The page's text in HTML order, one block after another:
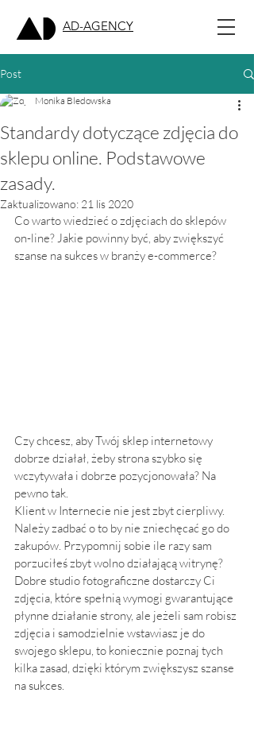
AD-AGENCY
Post
Standardy dotyczące zdjęcia do
sklepu online. Podstawowe
zasady.
Monika Bledowska
Zaktualizowano: 21 lis 2020
Co warto wiedzieć o zdjęciach do sklepów
on-line? Jakie powinny być, aby zwiększyć
szanse na sukces w branży e-commerce?
Czy chcesz, aby Twój sklep internetowy
dobrze działał, żeby strona szybko się
wczytywała i dobrze pozycjonowała? Na
pewno tak.
Klient w Internecie nie jest zbyt cierpliwy.
Należy zadbać o to by nie zniechęcać go do
zakupów. Przypomnij sobie ile razy sam
porzuciłeś zbyt wolno działającą witrynę?
Dobre studio fotograficzne dostarczy Ci
zdjęcia, które spełnią wymogi gwarantujące
płynne działanie strony, ale jeżeli sam robisz
zdjęcia i samodzielnie wstawiasz je do
swojego sklepu, to koniecznie poznaj tych
kilka zasad, dzięki którym zwiększysz szanse
na sukces.